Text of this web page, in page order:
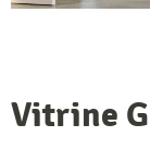
Vitrine